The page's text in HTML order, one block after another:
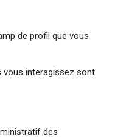
de profil que vous
vous interagissez sont
des